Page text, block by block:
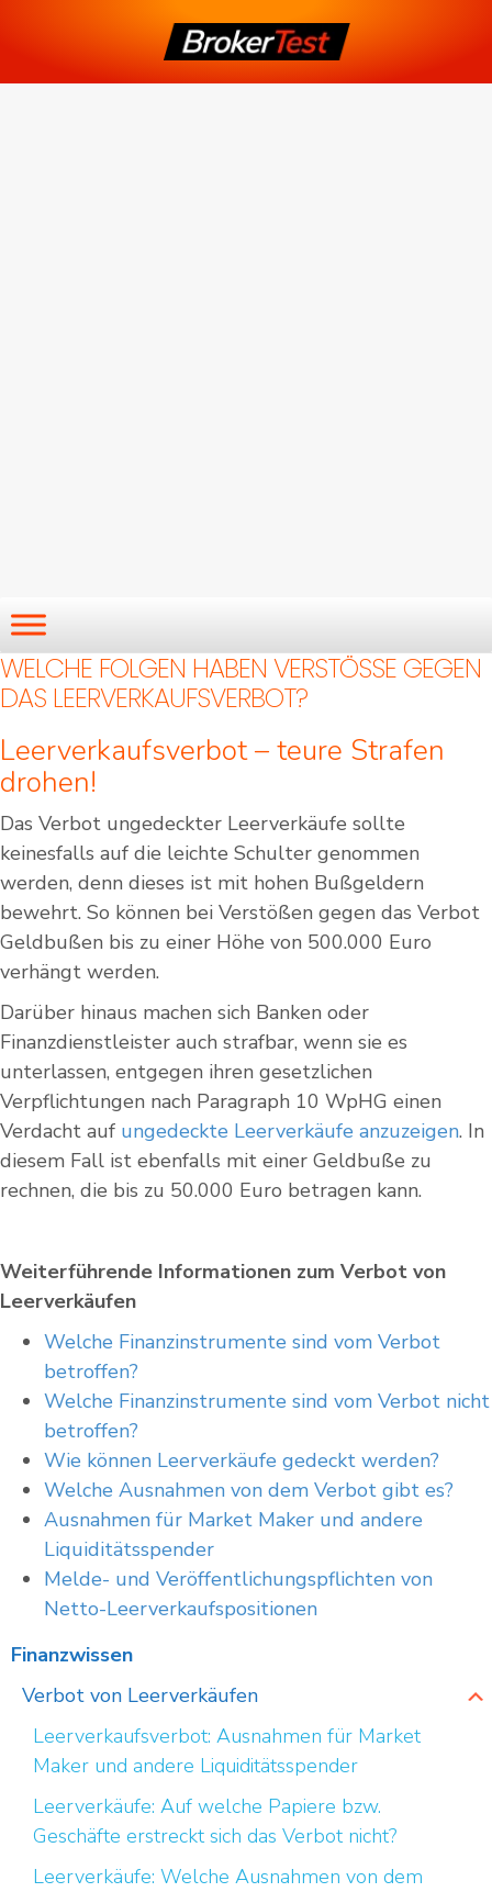
WELCHE FOLGEN HABEN VERSTÖSSE GEGEN D
AS LEERVERKAUFSVERBOT?
Leerverkaufsverbot – teure Strafen
drohen!
Das Verbot ungedeckter Leerverkäufe sollte
keinesfalls auf die leichte Schulter genommen
werden, denn dieses ist mit hohen Bußgeldern
bewehrt. So können bei Verstößen gegen das Verbot
Geldbußen bis zu einer Höhe von 500.000 Euro
verhängt werden.
Darüber hinaus machen sich Banken oder
Finanzdienstleister auch strafbar, wenn sie es
unterlassen, entgegen ihren gesetzlichen
Verpflichtungen nach Paragraph 10 WpHG einen
Verdacht auf ungedeckte Leerverkäufe anzuzeigen. In
diesem Fall ist ebenfalls mit einer Geldbuße zu
rechnen, die bis zu 50.000 Euro betragen kann.
Weiterführende Informationen zum Verbot von
Leerverkäufen
Welche Finanzinstrumente sind vom Verbot
betroffen?
Welche Finanzinstrumente sind vom Verbot nicht
betroffen?
Wie können Leerverkäufe gedeckt werden?
Welche Ausnahmen von dem Verbot gibt es?
Ausnahmen für Market Maker und andere
Liquiditätsspender
Melde- und Veröffentlichungspflichten von
Netto-Leerverkaufspositionen
Finanzwissen
Verbot von Leerverkäufen
Leerverkaufsverbot: Ausnahmen für Market
Maker und andere Liquiditätsspender
Leerverkäufe: Auf welche Papiere bzw.
Geschäfte erstreckt sich das Verbot nicht?
Leerverkäufe: Welche Ausnahmen von dem